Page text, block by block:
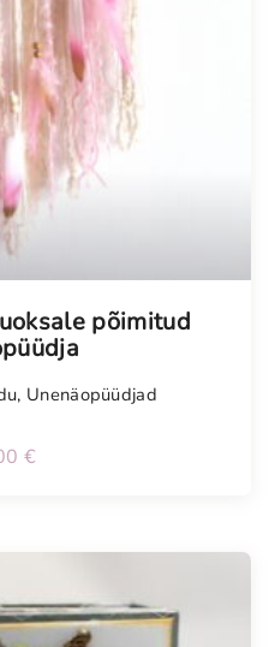
põimitud
, Unenäopüüdjad
€